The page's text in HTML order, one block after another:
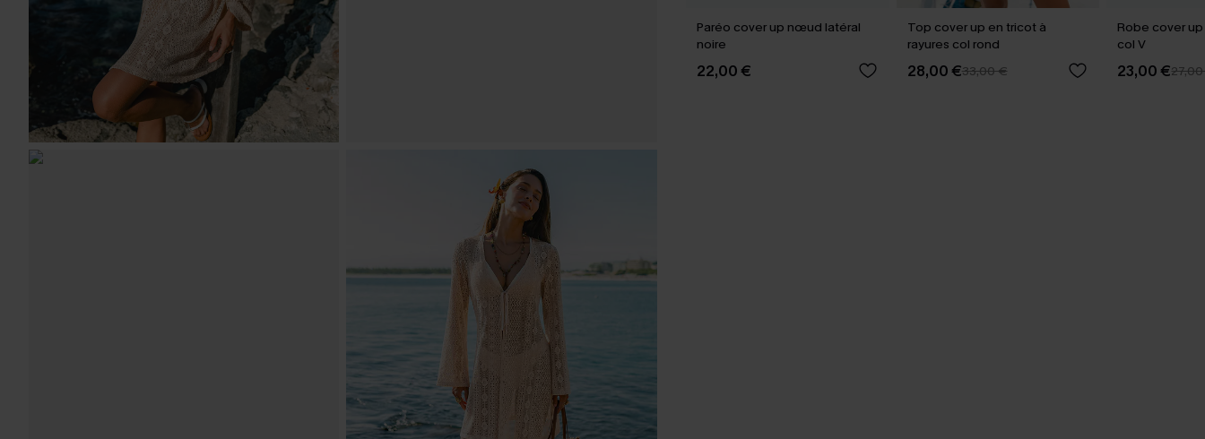
Paréo cover up nœud latéral
noire
22,00 €
Top cover up en tricot à
rayures col rond
28,00 €33,00 €
Robe cover
col V
23,00 €